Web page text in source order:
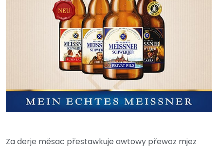
Za derje měsac přestawkuje awtowy přewoz mjez